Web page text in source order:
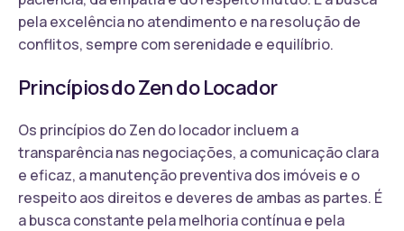
pela excelência no atendimento e na resolução de
conflitos, sempre com serenidade e equilíbrio.
Princípios do Zen do Locador
Os princípios do Zen do locador incluem a
transparência nas negociações, a comunicação clara
e eficaz, a manutenção preventiva dos imóveis e o
respeito aos direitos e deveres de ambas as partes. É
a busca constante pela melhoria contínua e pela